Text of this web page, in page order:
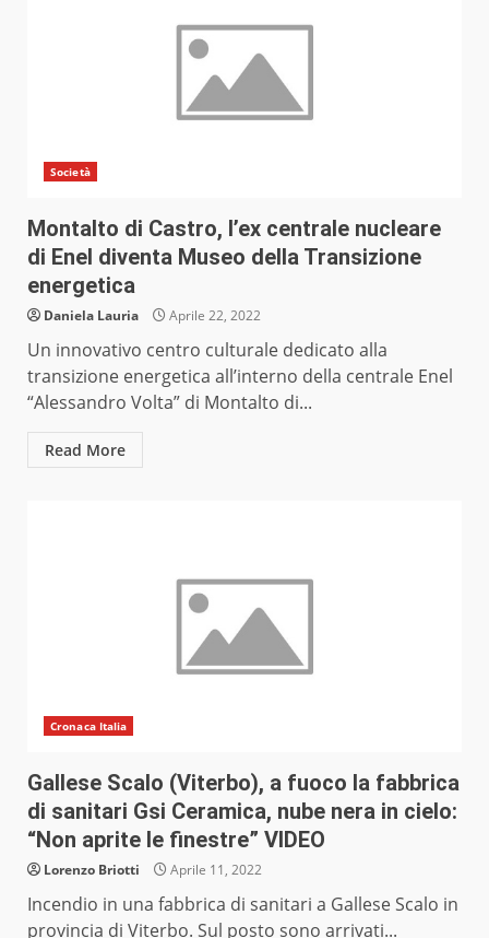
Società
Montalto di Castro, l’ex centrale nucleare
di Enel diventa Museo della Transizione
energetica
Daniela Lauria Aprile 22, 2022
Un innovativo centro culturale dedicato alla
transizione energetica all’interno della centrale Enel
“Alessandro Volta” di Montalto di...
Read More
Cronaca Italia
Gallese Scalo (Viterbo), a fuoco la fabbrica
di sanitari Gsi Ceramica, nube nera in cielo:
“Non aprite le finestre” VIDEO
Lorenzo Briotti Aprile 11, 2022
Incendio in una fabbrica di sanitari a Gallese Scalo in
provincia di Viterbo. Sul posto sono arrivati...